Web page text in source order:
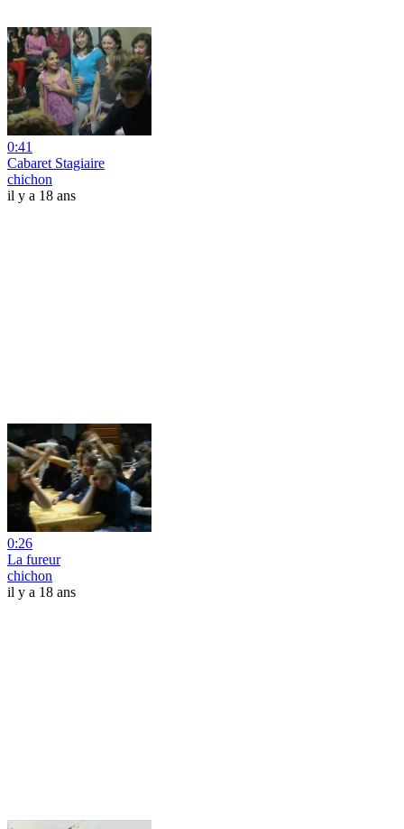
0:41
Cabaret Stagiaire
chichon
il y a 18 ans
0:26
La fureur
chichon
il y a 18 ans